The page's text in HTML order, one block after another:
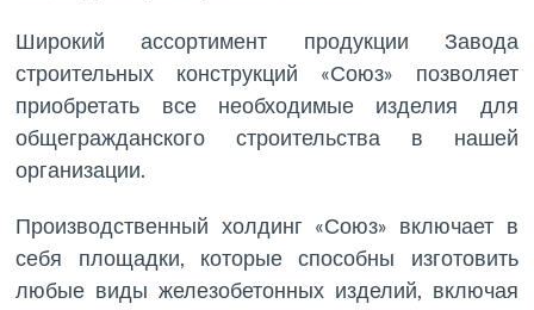
Широкий ассортимент продукции Завода
строительных конструкций «Союз» позволяет
приобретать все необходимые изделия для
общегражданского строительства в нашей
организации.
Производственный холдинг «Союз» включает в
себя площадки, которые способны изготовить
любые виды железобетонных изделий, включая